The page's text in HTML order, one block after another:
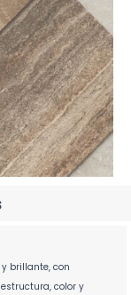
brillante, con
color y